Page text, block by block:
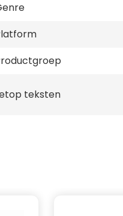
teksten